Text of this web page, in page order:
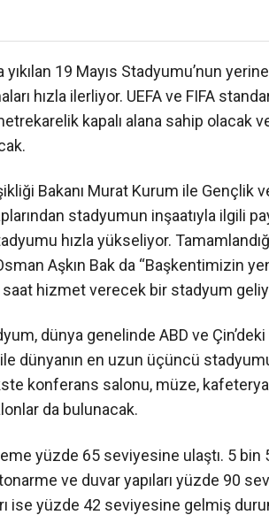
yıkılan 19 Mayıs Stadyumu’nun
hızla ilerliyor. UEFA ve FIFA
kapalı alana sahip olacak
Bakanı Murat Kurum ile Gençlik
stadyumun inşaatıyla ilgili
hızla yükseliyor.
Aşkın Bak da “Başkentimizin
saat hizmet verecek bir stadyum
dünya genelinde ABD ve
ile dünyanın en uzun üçüncü
konferans salonu, müze,
da bulunacak.
yüzde 65 seviyesine ulaştı. 5 bin
ve duvar yapıları yüzde 90
ise yüzde 42 seviyesine gelmiş